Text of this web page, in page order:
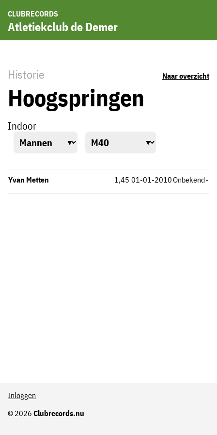
CLUBRECORDS
Atletiekclub de Demer
Historie Naar overzicht
Hoogspringen
Indoor
Yvan Metten Onbekend
1,45 -
01-01-2010
© 2026 Clubrecords.nu
Inloggen